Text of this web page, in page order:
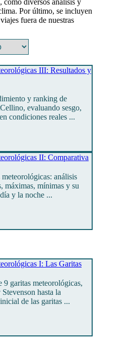
como diversos análisis y
Por último, se incluyen
fuera de nuestras
y ranking de
evaluando sesgo,
condiciones reales ...
análisis
máximas, mínimas y su
y la noche ...
garitas meteorológicas,
hasta la
de las garitas ...